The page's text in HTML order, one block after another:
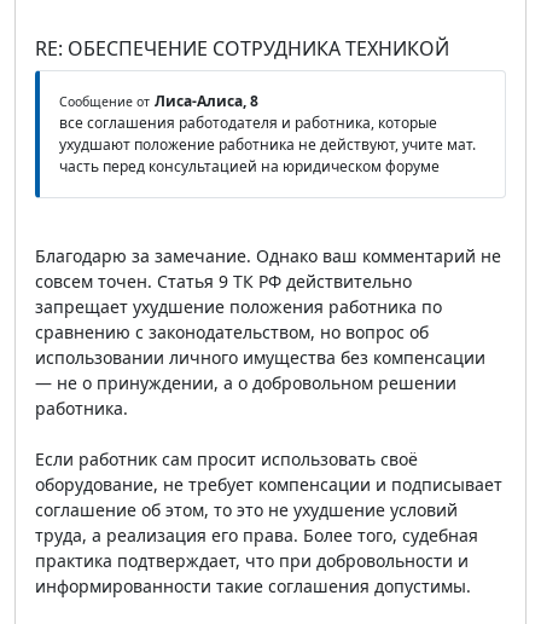
RE: ОБЕСПЕЧЕНИЕ СОТРУДНИКА ТЕХНИКОЙ
Сообщение от Лиса-Алиса, 8
все соглашения работодателя и работника, которые
ухудшают положение работника не действуют, учите мат.
часть перед консультацией на юридическом форуме
Благодарю за замечание. Однако ваш комментарий не
совсем точен. Статья 9 ТК РФ действительно
запрещает ухудшение положения работника по
сравнению с законодательством, но вопрос об
использовании личного имущества без компенсации
— не о принуждении, а о добровольном решении
работника.
Если работник сам просит использовать своё
оборудование, не требует компенсации и подписывает
соглашение об этом, то это не ухудшение условий
труда, а реализация его права. Более того, судебная
практика подтверждает, что при добровольности и
информированности такие соглашения допустимы.